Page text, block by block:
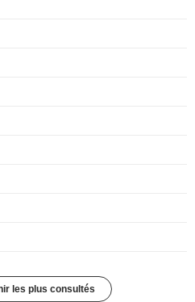
les plus consultés